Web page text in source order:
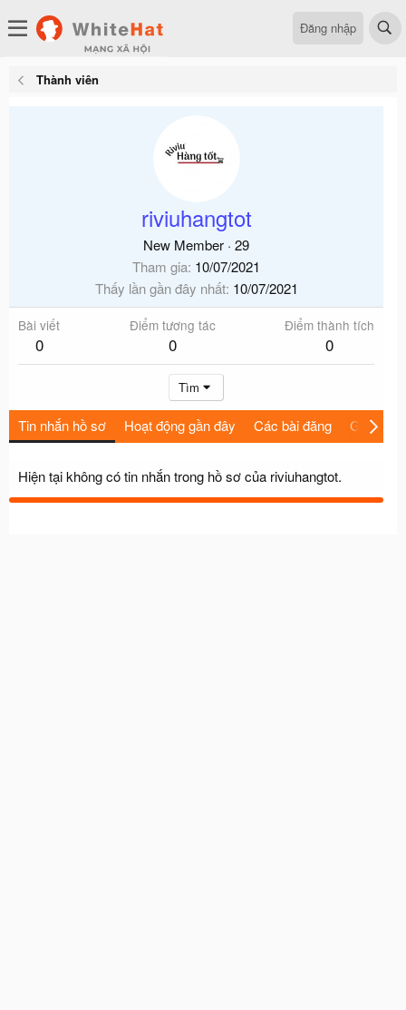
Đăng nhập
Thành viên
riviuhangtot
New Member · 29
Tham gia 10/07/2021
Thấy lần gần đây nhất 10/07/2021
Bài viết
0
Điểm tương tác
0
Điểm thành tích
0
Tìm
Tin nhắn hồ sơ Hoạt động gần đây Các bài đăng Giới thiệu
Hiện tại không có tin nhắn trong hồ sơ của riviuhangtot.